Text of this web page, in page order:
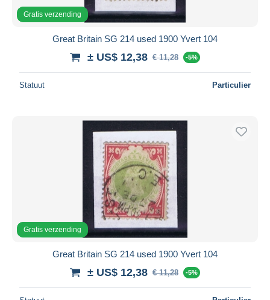
Gratis verzending
Great Britain SG 214 used 1900 Yvert 104
± US$ 12,38 € 11,28 -5%
Statuut Particulier
Gratis verzending
Great Britain SG 214 used 1900 Yvert 104
± US$ 12,38 € 11,28 -5%